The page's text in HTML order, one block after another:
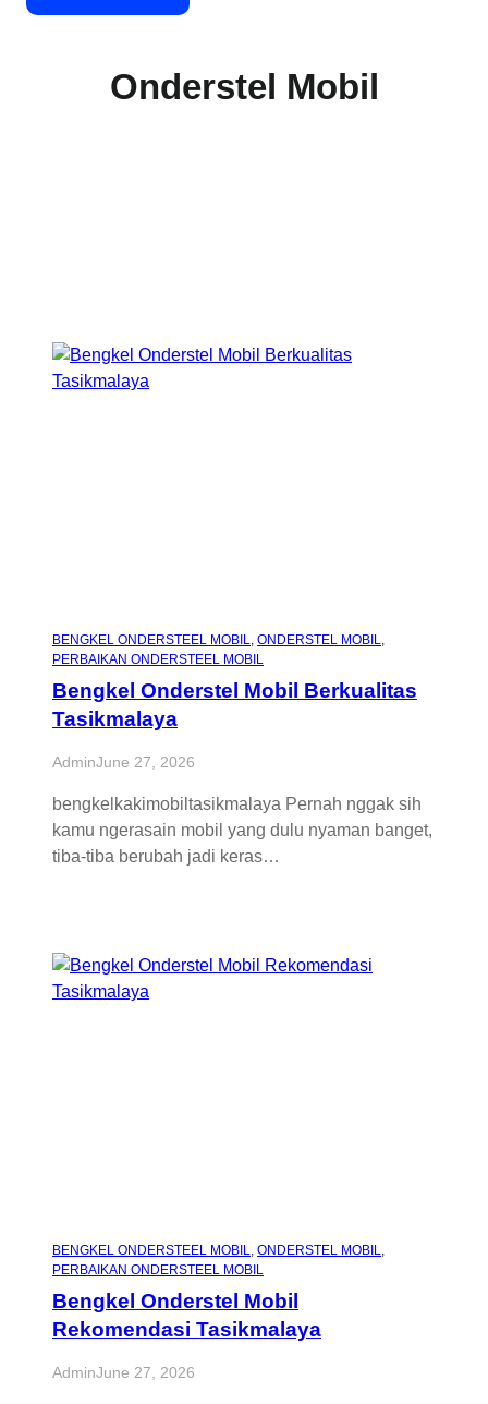
Onderstel Mobil
BENGKEL ONDERSTEEL MOBIL, ONDERSTEL MOBIL
PERBAIKAN ONDERSTEEL MOBIL
Bengkel Onderstel Mobil Berkualitas
Tasikmalaya
AdminJune 27, 2026
bengkelkakimobiltasikmalaya Pernah nggak sih
kamu ngerasain mobil yang dulu nyaman banget,
tiba-tiba berubah jadi keras…
BENGKEL ONDERSTEEL MOBIL, ONDERSTEL MOBIL
PERBAIKAN ONDERSTEEL MOBIL
Bengkel Onderstel Mobil
Rekomendasi Tasikmalaya
AdminJune 27, 2026